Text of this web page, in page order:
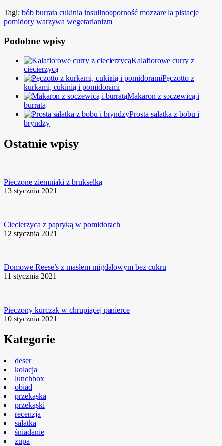
Tagi: bób burrata cukinia insulinooporność mozzarella pistacje
pomidory warzywa wegetarianizm
Podobne wpisy
Kalafiorowe curry z
ciecierzycą
Pęczotto z
kurkami, cukinią i pomidorami
Makaron z soczewicą i
burratą
Prosta sałatka z bobu i
bryndzy
Ostatnie wpisy
Pieczone ziemniaki z brukselką
13 stycznia 2021
Ciecierzyca z papryką w pomidorach
12 stycznia 2021
Domowe Reese’s z masłem migdałowym bez cukru
11 stycznia 2021
Pieczony kurczak w chrupiącej panierce
10 stycznia 2021
Kategorie
deser
kolacja
lunchbox
obiad
przekąska
przekąski
recenzja
sałatka
śniadanie
zupa